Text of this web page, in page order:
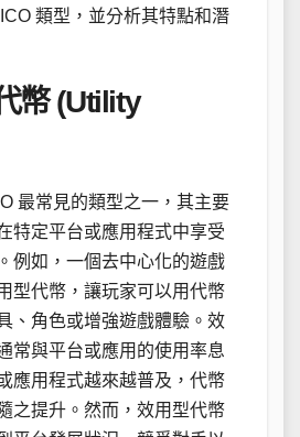
類型，並分析其特點和潛
幣 (Utility
最常見的類型之一，其主要
特定平台或應用程式中享受
例如，一個去中心化的遊戲
型代幣，讓玩家可以用代幣
、角色或增強遊戲體驗。效
常與平台或應用的使用率息
應用程式越來越普及，代幣
之提升。然而，效用型代幣